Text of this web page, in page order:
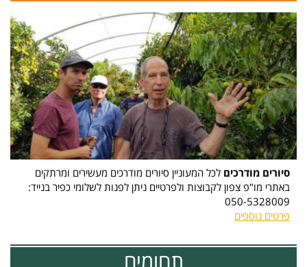
סיורים מודרכים לכל המעוניין סיורים מודרכים מעשירים ומרתקים
באתרי מו"פ צפון לקבוצות ולפרטיים ניתן לפנות לשלומי כפיר בנייד:
050-5328009
פרטים נוספים